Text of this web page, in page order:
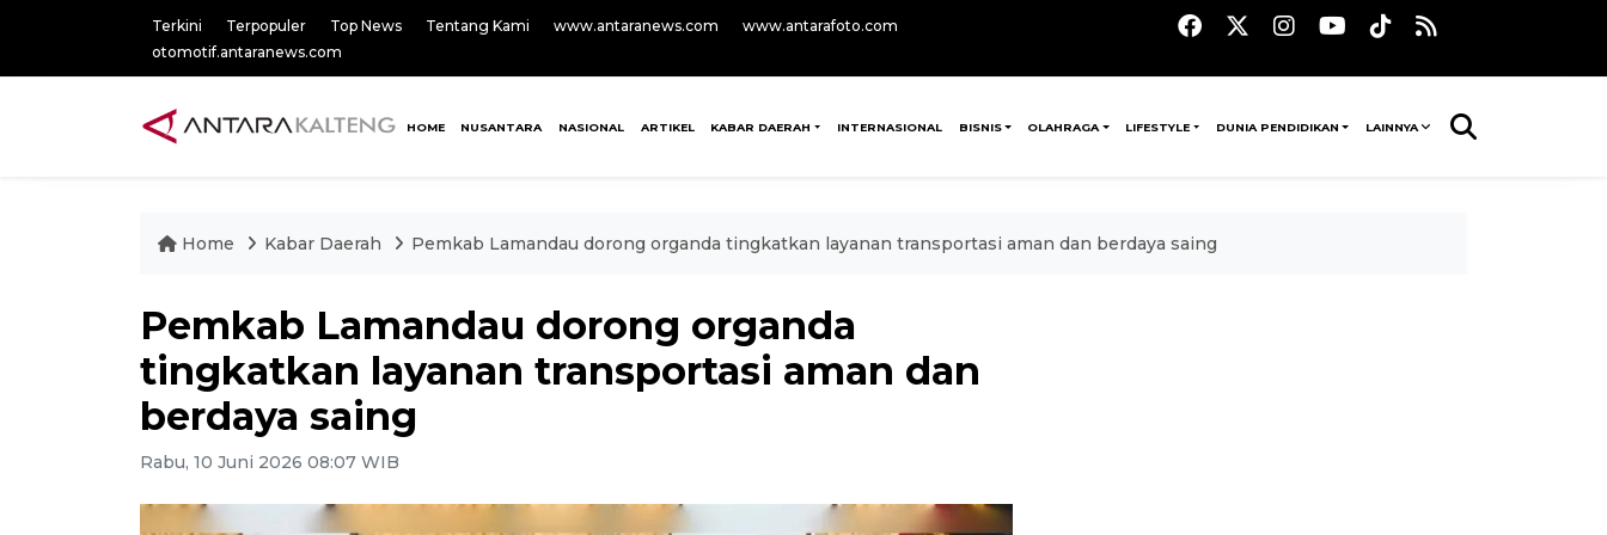
Terkini Terpopuler Top News Tentang Kami www.antaranews.com
www.antarafoto.com
otomotif.antaranews.com
HOME NUSANTARA NASIONAL ARTIKEL KABAR DAERAH INTERNASIONAL BISNIS OLAHRAGA LIFESTYLE DUNIA PENDIDIKAN LAINNYA
Home Kabar Daerah Pemkab Lamandau dorong organda tingkatkan layanan transportasi aman dan berdaya saing
Pemkab Lamandau dorong organda
tingkatkan layanan transportasi aman dan
berdaya saing
Rabu, 10 Juni 2026 08:07 WIB